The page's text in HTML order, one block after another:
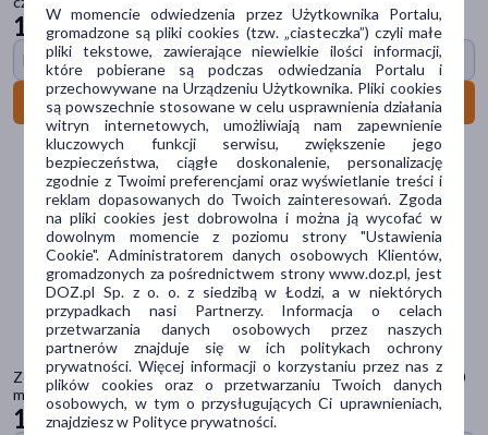
chusteczki pielęgnacyjne, 10 szt.
12616 zł
Box opieka za 1 grosz
Do koszyka
Zestaw 3 x Nutridrink Skin Repair, smak truskawkowy, płyn, 4 x 200
ml + INTENO Soft Care, chusteczki pielęgnacyjne, 10 szt.
13096 zł
nieświeży oddech(13)
pokaż więcej
Główne składniki
gliceryna
(23)
chlorheksydyna(18)
fluor(16)
kwas hialuronowy(14)
cynk (8)
pokaż więcej
Część ciała
jama ustna(27)
W momencie odwiedzenia przez Użytkownika Portalu,
gromadzone są pliki cookies (tzw. „ciasteczka”) czyli małe
pliki tekstowe, zawierające niewielkie ilości informacji,
które pobierane są podczas odwiedzania Portalu i
przechowywane na Urządzeniu Użytkownika. Pliki cookies
są powszechnie stosowane w celu usprawnienia działania
witryn internetowych, umożliwiają nam zapewnienie
kluczowych funkcji serwisu, zwiększenie jego
bezpieczeństwa, ciągłe doskonalenie, personalizację
zgodnie z Twoimi preferencjami oraz wyświetlanie treści i
reklam dopasowanych do Twoich zainteresowań. Zgoda
na pliki cookies jest dobrowolna i można ją wycofać w
dowolnym momencie z poziomu strony "Ustawienia
Cookie". Administratorem danych osobowych Klientów,
gromadzonych za pośrednictwem strony www.doz.pl, jest
DOZ.pl Sp. z o. o. z siedzibą w Łodzi, a w niektórych
przypadkach nasi Partnerzy. Informacja o celach
przetwarzania danych osobowych przez naszych
partnerów znajduje się w ich politykach ochrony
prywatności. Więcej informacji o korzystaniu przez nas z
plików cookies oraz o przetwarzaniu Twoich danych
osobowych, w tym o przysługujących Ci uprawnieniach,
znajdziesz w Polityce prywatności.